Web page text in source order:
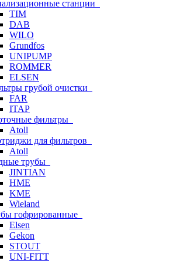
станции
TIM
DAB
WILO
Grundfos
UNIPUMP
ROMMER
ELSEN
грубой очистки
FAR
ITAP
фильтры
Atoll
для фильтров
Atoll
трубы
JINTIAN
HME
KME
Wieland
гофрированные
Elsen
Gekon
STOUT
UNI-FITT